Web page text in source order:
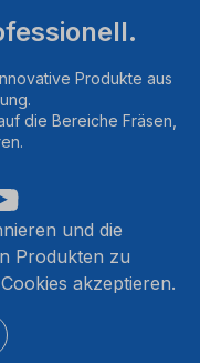
Produkte aus
die Bereiche Fräsen,
und die
Produkten zu
akzeptieren.